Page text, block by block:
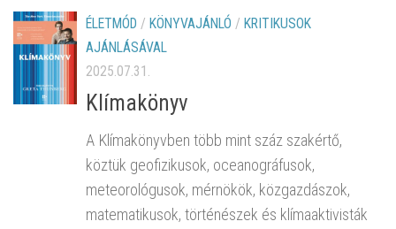
ÉLETMÓD / KÖNYVAJÁNLÓ / KRITIKUSOK
AJÁNLÁSÁVAL
2025.07.31.
Klímakönyv
A Klímakönyvben több mint száz szakértő,
köztük geofizikusok, oceanográfusok,
meteorológusok, mérnökök, közgazdászok,
matematikusok, történészek és klímaaktivisták